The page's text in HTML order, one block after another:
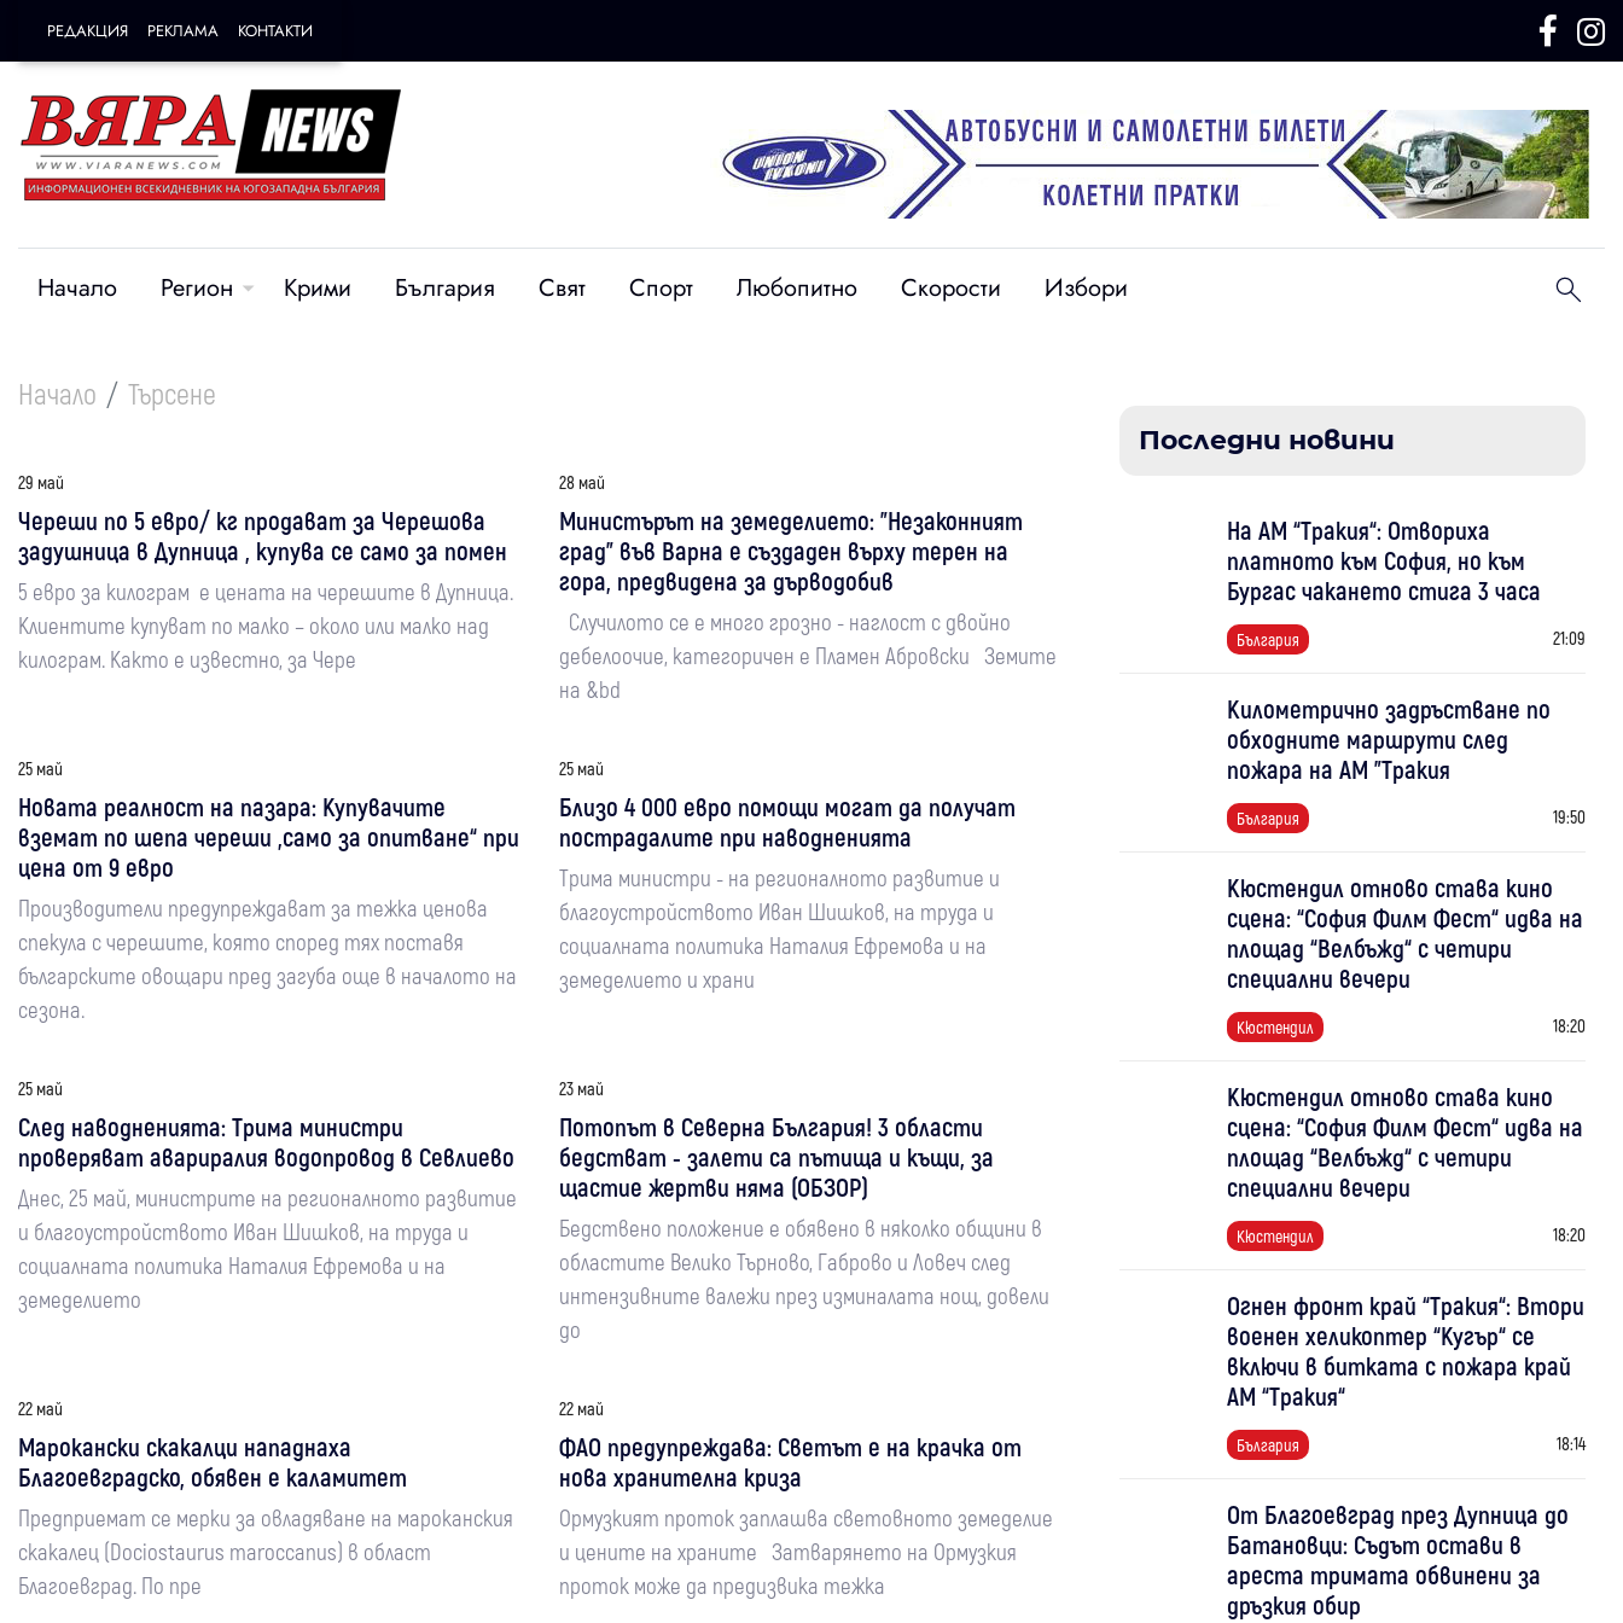
РЕДАКЦИЯ РЕКЛАМА КОНТАКТИ
Начало Регион Крими България Свят Спорт Любопитно Скорости Избори
Начало Търсене
29 май
Череши по 5 евро/ кг продават за Черешова
задушница в Дупница , купува се само за помен
5 евро за килограм е цената на черешите в Дупница.
Клиентите купуват по малко – около или малко над
килограм. Както е известно, за Чере
28 май
Министърът на земеделието: "Незаконният
град" във Варна е създаден върху терен на
гора, предвидена за дърводобив
Случилото се е много грозно - наглост с двойно
дебелоочие, категоричен е Пламен Абровски Земите
на &bd
25 май
Новата реалност на пазара: Купувачите
вземат по шепа череши „само за опитване“ при
цена от 9 евро
Производители предупреждават за тежка ценова
спекула с черешите, която според тях поставя
българските овощари пред загуба още в началото на
сезона.
25 май
Близо 4 000 евро помощи могат да получат
пострадалите при наводненията
Трима министри - на регионалното развитие и
благоустройството Иван Шишков, на труда и
социалната политика Наталия Ефремова и на
земеделието и храни
25 май
След наводненията: Трима министри
проверяват авариралия водопровод в Севлиево
Днес, 25 май, министрите на регионалното развитие
и благоустройството Иван Шишков, на труда и
социалната политика Наталия Ефремова и на
земеделието
23 май
Потопът в Северна България! 3 области
бедстват - залети са пътища и къщи, за
щастие жертви няма (ОБЗОР)
Бедствено положение е обявено в няколко общини в
областите Велико Търново, Габрово и Ловеч след
интензивните валежи през изминалата нощ, довели
до
22 май
Марокански скакалци нападнаха
Благоевградско, обявен е каламитет
Предприемат се мерки за овладяване на мароканския
скакалец (Dociostaurus maroccanus) в област
Благоевград. По пре
22 май
ФАО предупреждава: Светът е на крачка от
нова хранителна криза
Ормузкият проток заплашва световното земеделие
и цените на храните Затварянето на Ормузкия
проток може да предизвика тежка
Последни новини
На АМ “Тракия“: Отвориха
платното към София, но към
Бургас чакането стига 3 часа
България 21:09
Километрично задръстване по
обходните маршрути след
пожара на АМ "Тракия
България 19:50
Кюстендил отново става кино
сцена: “София Филм Фест“ идва на
площад “Велбъжд“ с четири
специални вечери
Кюстендил 18:20
Кюстендил отново става кино
сцена: “София Филм Фест“ идва на
площад “Велбъжд“ с четири
специални вечери
Кюстендил 18:20
Огнен фронт край “Тракия“: Втори
военен хеликоптер “Кугър“ се
включи в битката с пожара край
АМ “Тракия“
България 18:14
От Благоевград през Дупница до
Батановци: Съдът остави в
ареста тримата обвинени за
дръзкия обир